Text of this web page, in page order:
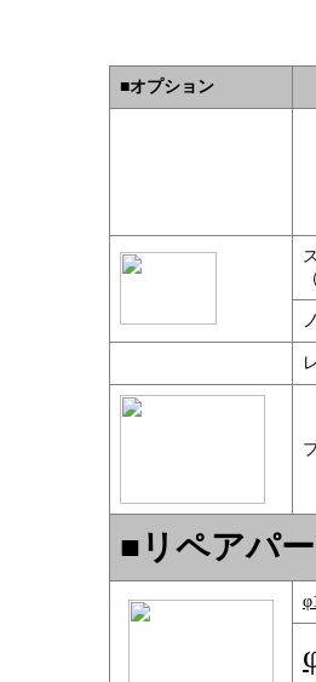
■オプション
■ リペアパ